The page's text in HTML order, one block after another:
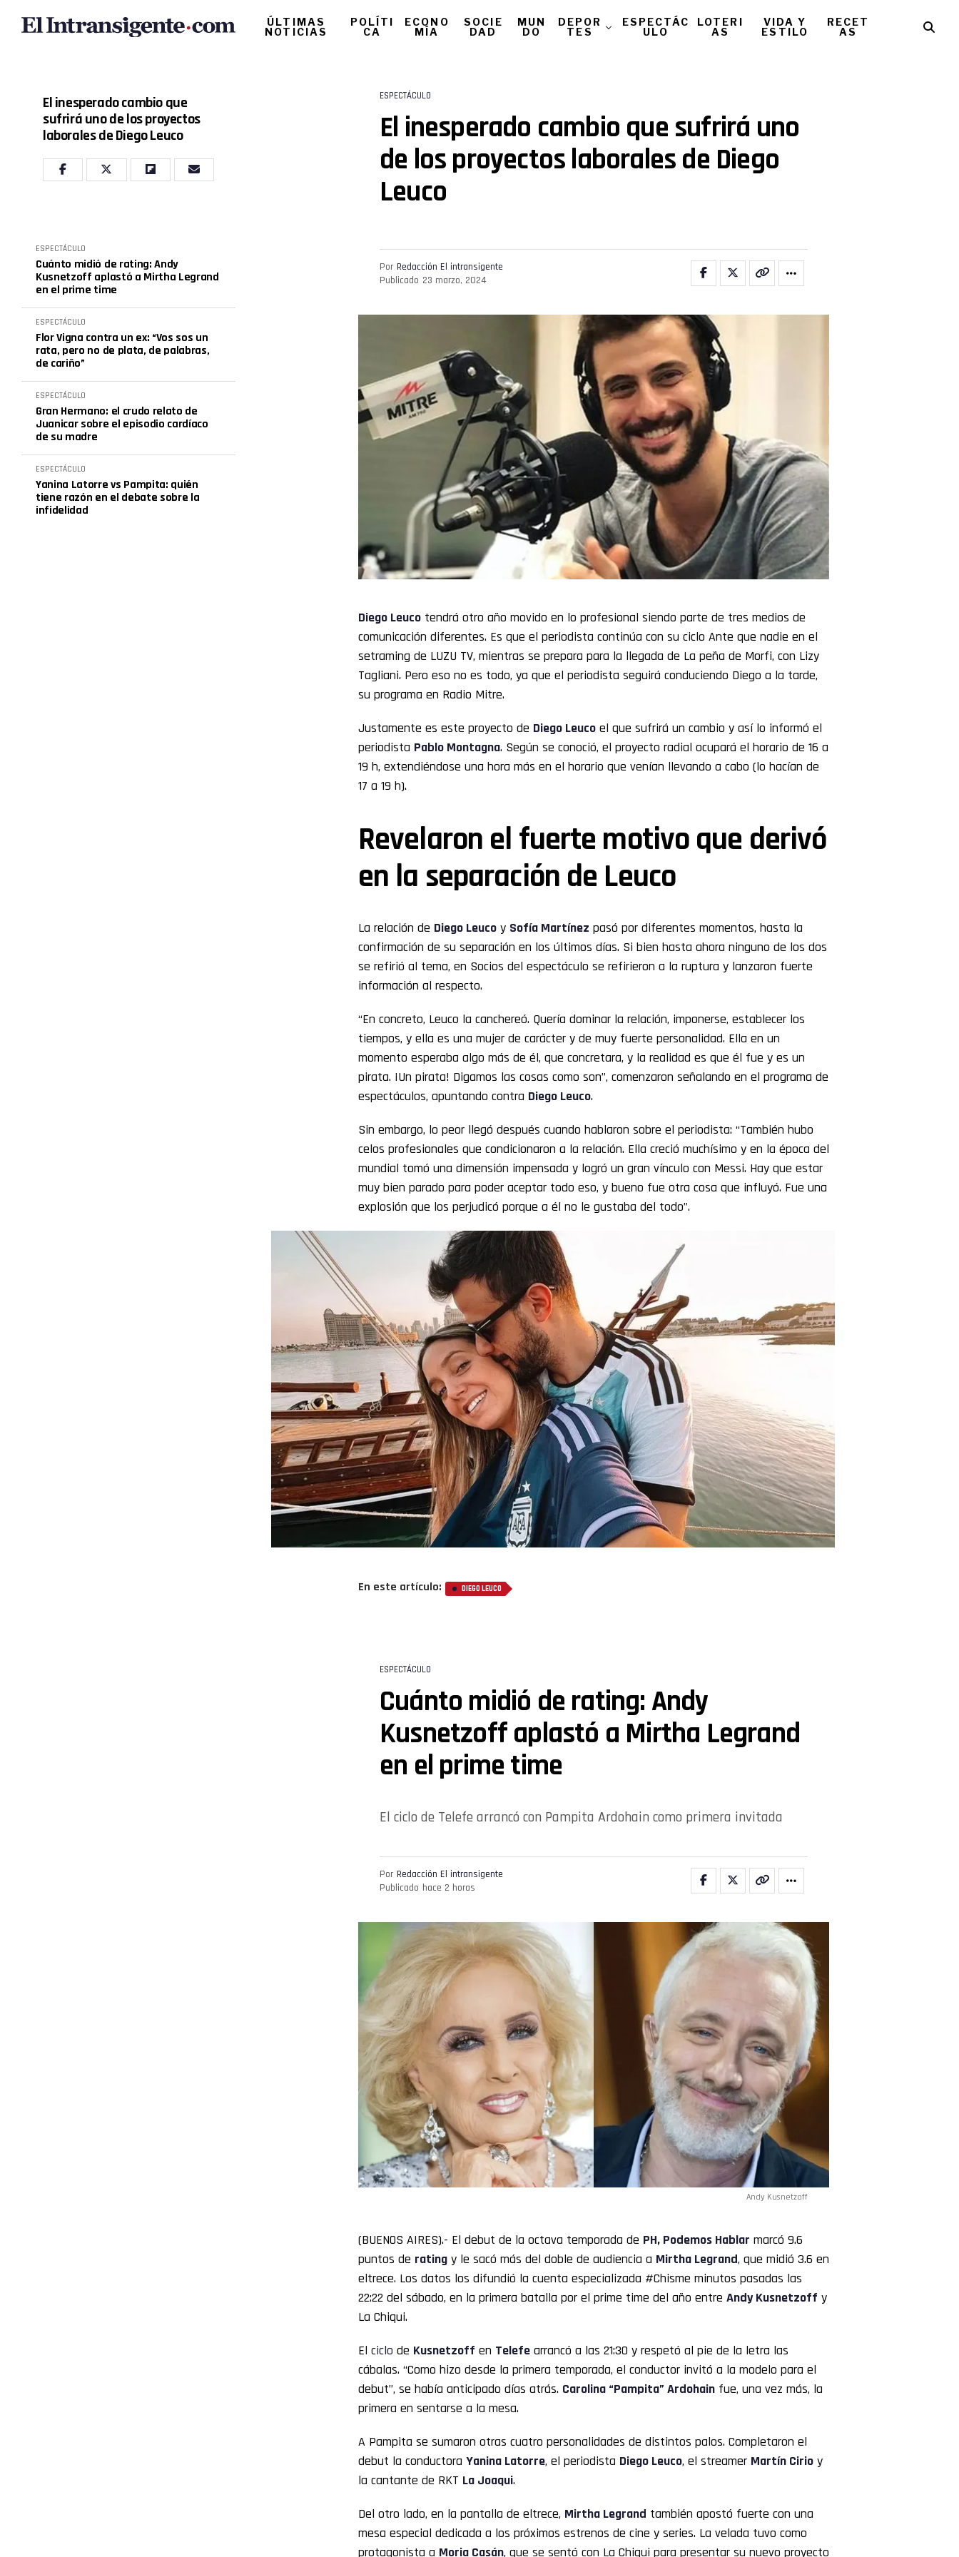
ÚLTIMAS
NOTICIAS
POLÍTI
CA
ECONO
MÍA
SOCIE
DAD
MUN
DO
DEPOR
TES
ESPECTÁC
ULO
LOTERI
AS
VIDA Y
ESTILO
RECET
AS
El inesperado cambio que
sufrirá uno de los proyectos
laborales de Diego Leuco
ESPECTÁCULO
Cuánto midió de rating: Andy
Kusnetzoff aplastó a Mirtha Legrand
en el prime time
ESPECTÁCULO
Flor Vigna contra un ex: “Vos sos un
rata, pero no de plata, de palabras,
de cariño”
ESPECTÁCULO
Gran Hermano: el crudo relato de
Juanicar sobre el episodio cardíaco
de su madre
ESPECTÁCULO
Yanina Latorre vs Pampita: quién
tiene razón en el debate sobre la
infidelidad
ESPECTÁCULO
El inesperado cambio que sufrirá uno
de los proyectos laborales de Diego
Leuco
Por Redacción El intransigente
Publicado 23 marzo, 2024
Diego Leuco tendrá otro año movido en lo profesional siendo parte de tres medios de
comunicación diferentes. Es que el periodista continúa con su ciclo Ante que nadie en el
setraming de LUZU TV, mientras se prepara para la llegada de La peña de Morfi, con Lizy
Tagliani. Pero eso no es todo, ya que el periodista seguirá conduciendo Diego a la tarde,
su programa en Radio Mitre.
Justamente es este proyecto de Diego Leuco el que sufrirá un cambio y así lo informó el
periodista Pablo Montagna. Según se conoció, el proyecto radial ocupará el horario de 16 a
19 h, extendiéndose una hora más en el horario que venían llevando a cabo (lo hacían de
17 a 19 h).
Revelaron el fuerte motivo que derivó
en la separación de Leuco
La relación de Diego Leuco y Sofía Martínez pasó por diferentes momentos, hasta la
confirmación de su separación en los últimos días. Si bien hasta ahora ninguno de los dos
se refirió al tema, en Socios del espectáculo se refirieron a la ruptura y lanzaron fuerte
información al respecto.
“En concreto, Leuco la canchereó. Quería dominar la relación, imponerse, establecer los
tiempos, y ella es una mujer de carácter y de muy fuerte personalidad. Ella en un
momento esperaba algo más de él, que concretara, y la realidad es que él fue y es un
pirata. ¡Un pirata! Digamos las cosas como son”, comenzaron señalando en el programa de
espectáculos, apuntando contra Diego Leuco.
Sin embargo, lo peor llegó después cuando hablaron sobre el periodista: “También hubo
celos profesionales que condicionaron a la relación. Ella creció muchísimo y en la época del
mundial tomó una dimensión impensada y logró un gran vínculo con Messi. Hay que estar
muy bien parado para poder aceptar todo eso, y bueno fue otra cosa que influyó. Fue una
explosión que los perjudicó porque a él no le gustaba del todo”.
En este artículo: DIEGO LEUCO
ESPECTÁCULO
Cuánto midió de rating: Andy
Kusnetzoff aplastó a Mirtha Legrand
en el prime time
El ciclo de Telefe arrancó con Pampita Ardohain como primera invitada
Por Redacción El intransigente
Publicado hace 2 horas
Andy Kusnetzoff
(BUENOS AIRES).- El debut de la octava temporada de PH, Podemos Hablar marcó 9.6
puntos de rating y le sacó más del doble de audiencia a Mirtha Legrand, que midió 3.6 en
eltrece. Los datos los difundió la cuenta especializada #Chisme minutos pasadas las
22:22 del sábado, en la primera batalla por el prime time del año entre Andy Kusnetzoff y
La Chiqui.
El ciclo de Kusnetzoff en Telefe arrancó a las 21:30 y respetó al pie de la letra las
cábalas. “Como hizo desde la primera temporada, el conductor invitó a la modelo para el
debut”, se había anticipado días atrás. Carolina “Pampita” Ardohain fue, una vez más, la
primera en sentarse a la mesa.
A Pampita se sumaron otras cuatro personalidades de distintos palos. Completaron el
debut la conductora Yanina Latorre, el periodista Diego Leuco, el streamer Martín Cirio y
la cantante de RKT La Joaqui.
Del otro lado, en la pantalla de eltrece, Mirtha Legrand también apostó fuerte con una
mesa especial dedicada a los próximos estrenos de cine y series. La velada tuvo como
protagonista a Moria Casán, que se sentó con La Chiqui para presentar su nuevo proyecto